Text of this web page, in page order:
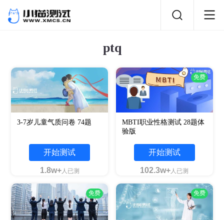
ptq
3-7岁儿童气质问卷 74题
开始测试
1.8w+人已测
免费
MBTI职业性格测试 28题体
验版
开始测试
102.3w+人已测
免费 免费